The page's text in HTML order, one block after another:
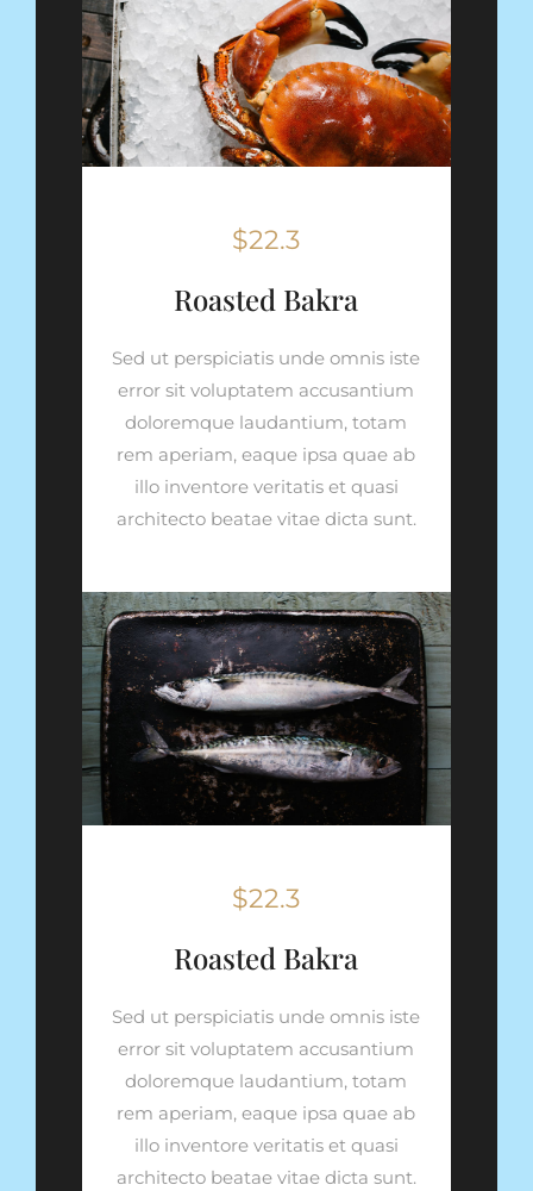
$22.3
Roasted Bakra
Sed ut perspiciatis unde omnis iste
error sit voluptatem accusantium
doloremque laudantium, totam
rem aperiam, eaque ipsa quae ab
illo inventore veritatis et quasi
architecto beatae vitae dicta sunt.
$22.3
Roasted Bakra
Sed ut perspiciatis unde omnis iste
error sit voluptatem accusantium
doloremque laudantium, totam
rem aperiam, eaque ipsa quae ab
illo inventore veritatis et quasi
architecto beatae vitae dicta sunt.